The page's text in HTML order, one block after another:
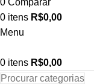
0 Comparar
0 itens R$0,00
Menu
0 itens R$0,00
Procurar categorias